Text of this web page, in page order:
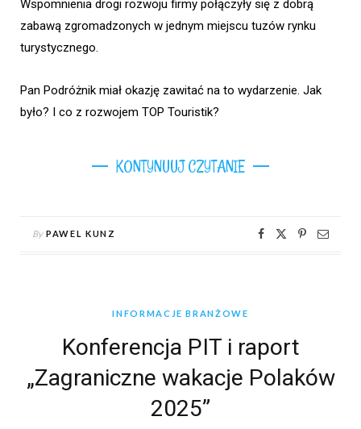
Wspomnienia drogi rozwoju firmy połączyły się z dobrą
zabawą zgromadzonych w jednym miejscu tuzów rynku
turystycznego.
Pan Podróżnik miał okazję zawitać na to wydarzenie. Jak
było? I co z rozwojem TOP Touristik?
KONTYNUUJ CZYTANIE
By PAWEL KUNZ
INFORMACJE BRANŻOWE
Konferencja PIT i raport
„Zagraniczne wakacje Polaków
2025”